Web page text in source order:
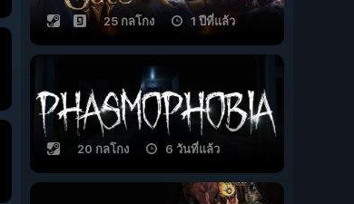
25 กลโกง 1 ปีที่แล้ว
20 กลโกง 6 วันที่แล้ว